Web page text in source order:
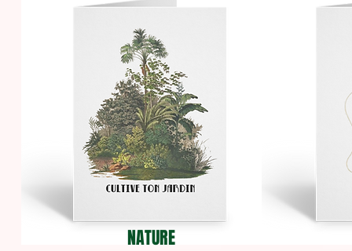
NATURE